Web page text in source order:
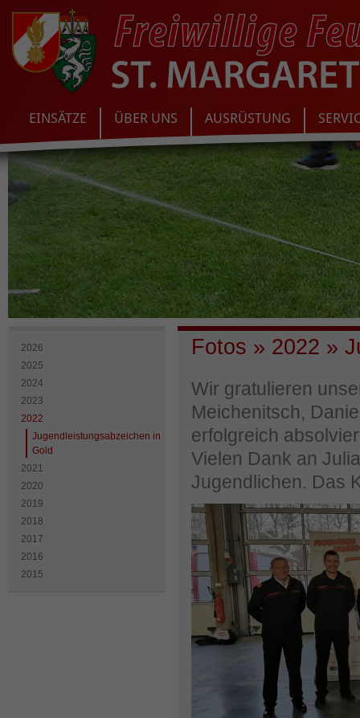
EINSÄTZE ÜBER UNS AUSRÜSTUNG
2026
2025
2024
2023
2022
Jugendleistungsabzeichen in
Gold
2021
2020
2019
2018
2017
2016
2015
Fotos » 2022 »
Wir gratulieren
Meichenitsch,
erfolgreich
Vielen Dank an
Jugendlichen. Das